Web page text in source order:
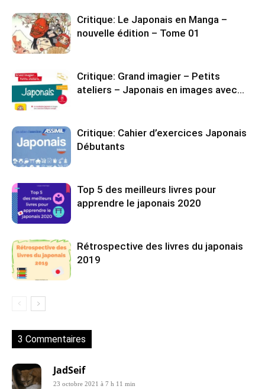
Critique: Le Japonais en Manga –
nouvelle édition – Tome 01
Critique: Grand imagier – Petits
ateliers – Japonais en images avec…
Critique: Cahier d’exercices Japonais
Débutants
Top 5 des meilleurs livres pour
apprendre le japonais 2020
Rétrospective des livres du japonais
2019
3 Commentaires
JadSeif
23 octobre 2021 à 7 h 11 min